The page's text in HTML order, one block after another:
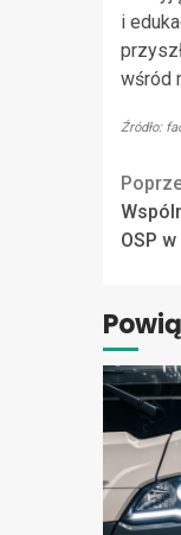
i
wśród
Źródło:
OSP